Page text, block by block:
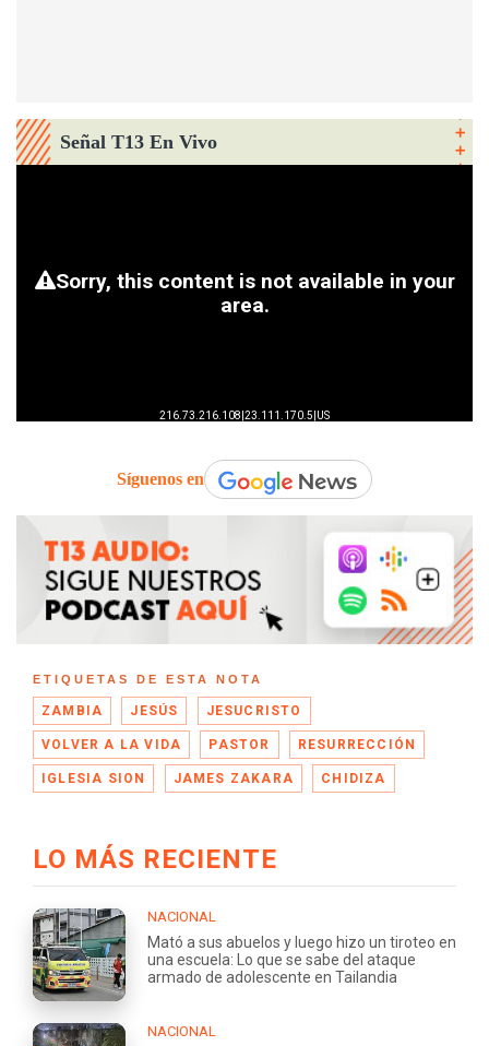
Señal T13 En Vivo
Síguenos en
ETIQUETAS DE ESTA NOTA
ZAMBIA JESÚS JESUCRISTO
VOLVER A LA VIDA PASTOR RESURRECCIÓN
IGLESIA SION JAMES ZAKARA CHIDIZA
LO MÁS RECIENTE
NACIONAL
Mató a sus abuelos y luego hizo un tiroteo en
una escuela: Lo que se sabe del ataque
armado de adolescente en Tailandia
NACIONAL